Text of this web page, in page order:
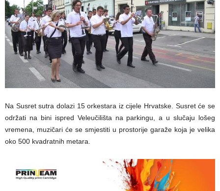
Na Susret sutra dolazi 15 orkestara iz cijele Hrvatske. Susret će se
održati na bini ispred Veleučilišta na parkingu, a u slučaju lošeg
vremena, muzičari će se smjestiti u prostorije garaže koja je velika
oko 500 kvadratnih metara.